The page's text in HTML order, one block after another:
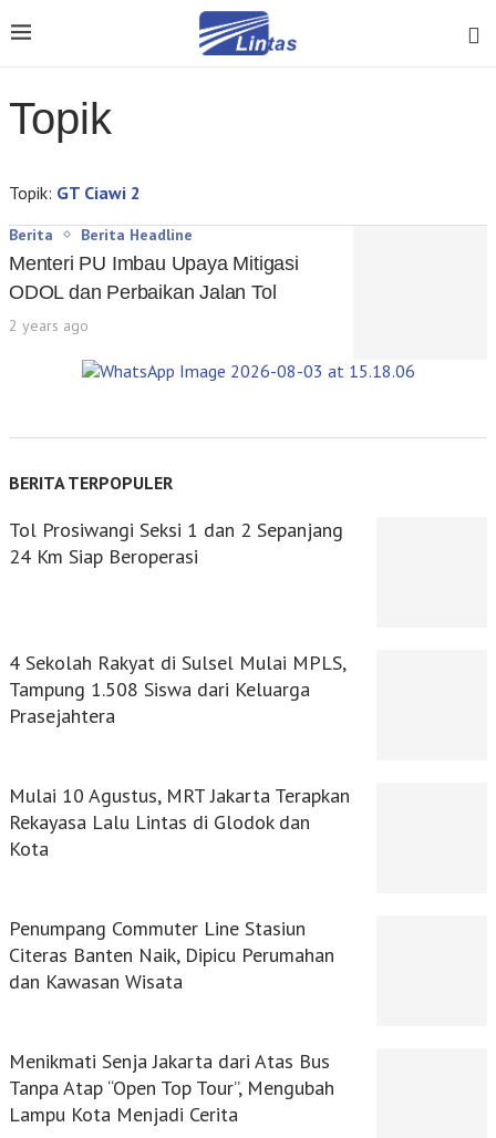
Topik
Topik: GT Ciawi 2
Berita Berita Headline
Menteri PU Imbau Upaya Mitigasi
ODOL dan Perbaikan Jalan Tol
2 years ago
BERITA TERPOPULER
Tol Prosiwangi Seksi 1 dan 2 Sepanjang
24 Km Siap Beroperasi
4 Sekolah Rakyat di Sulsel Mulai MPLS,
Tampung 1.508 Siswa dari Keluarga
Prasejahtera
Mulai 10 Agustus, MRT Jakarta Terapkan
Rekayasa Lalu Lintas di Glodok dan
Kota
Penumpang Commuter Line Stasiun
Citeras Banten Naik, Dipicu Perumahan
dan Kawasan Wisata
Menikmati Senja Jakarta dari Atas Bus
Tanpa Atap “Open Top Tour”, Mengubah
Lampu Kota Menjadi Cerita